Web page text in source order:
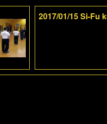
2017/01/15 Si-Fu